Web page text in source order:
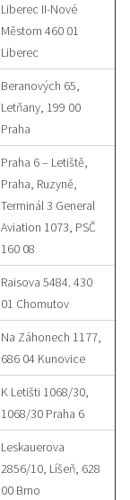
Liberec II-Nové
Městom 460 01
Liberec
Beranových 65,
Letňany, 199 00
Praha
Praha 6 – Letiště,
Praha, Ruzyně,
Terminál 3 General
Aviation 1073, PSČ
160 08
Raisova 5484. 430
01 Chomutov
Na Záhonech 1177,
686 04 Kunovice
K Letišti 1068/30,
1068/30 Praha 6
Leskauerova
2856/10, Líšeň, 628
00 Brno